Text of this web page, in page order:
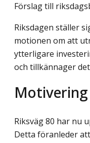
Förslag till
Riksdagen ställer
motionen om att
ytterligare
och tillkännager
Motivering
Riksväg 80 har nu
Detta föranleder